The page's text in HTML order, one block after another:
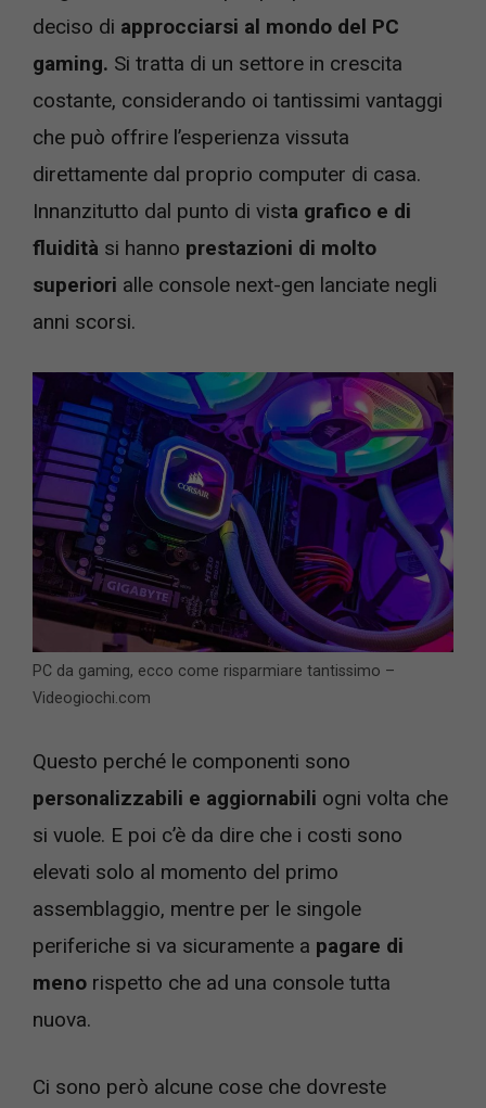
deciso di approcciarsi al mondo del PC
gaming. Si tratta di un settore in crescita
costante, considerando oi tantissimi vantaggi
che può offrire l’esperienza vissuta
direttamente dal proprio computer di casa.
Innanzitutto dal punto di vista grafico e di
fluidità si hanno prestazioni di molto
superiori alle console next-gen lanciate negli
anni scorsi.
PC da gaming, ecco come risparmiare tantissimo –
Videogiochi.com
Questo perché le componenti sono
personalizzabili e aggiornabili ogni volta che
si vuole. E poi c’è da dire che i costi sono
elevati solo al momento del primo
assemblaggio, mentre per le singole
periferiche si va sicuramente a pagare di
meno rispetto che ad una console tutta
nuova.
Ci sono però alcune cose che dovreste